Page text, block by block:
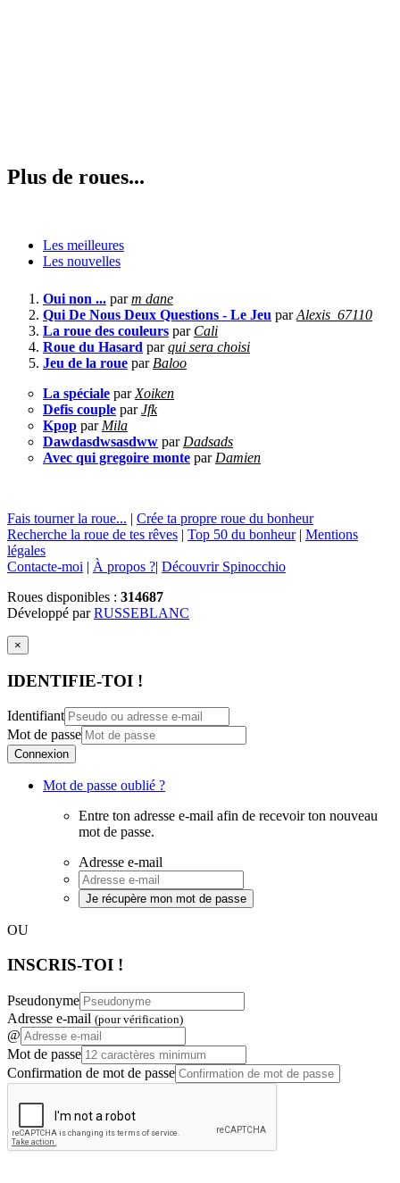
Plus de roues...
Les meilleures
Les nouvelles
Oui non ... parm dane
Qui De Nous Deux Questions - Le Jeu parAlexis_67110
La roue des couleurs par Cali
Roue du Hasard parqui sera choisi
Jeu de la roue par Baloo
La spéciale par Xoiken
Defis couple parJfk
Kpop par Mila
Dawdasdwsasdww par Dadsads
Avec qui gregoire monte par Damien
Fais tourner la roue... | Crée ta propre roue du bonheur
Recherche la roue de tes rêves | Top 50 du bonheur| Mentions
légales
Contacte-moi | À propos ?| Découvrir Spinocchio
Roues disponibles : 314687
Développé parRUSSEBLANC
×
IDENTIFIE-TOI !
Identifiant
Mot de passe
Connexion
Mot de passe oublié ?
Entre ton adresse e-mail afin de recevoir ton nouveau
mot de passe.
Adresse e-mail
Je récupère mon mot de passe
OU
INSCRIS-TOI !
Pseudonyme
Adresse e-mail (pour vérification)
@
Mot de passe
Confirmation de mot de passe